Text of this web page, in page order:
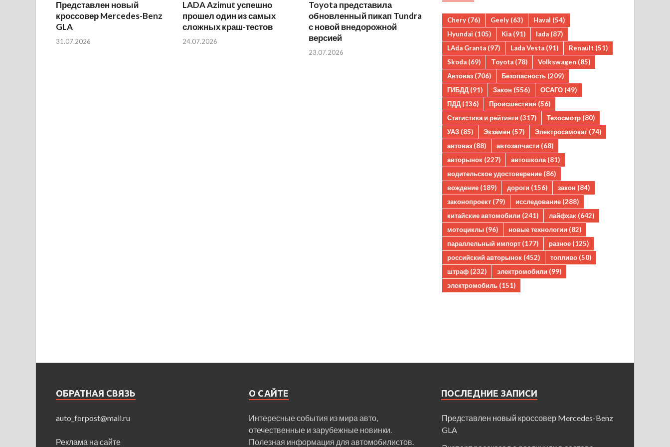
Представлен новый
кроссовер Mercedes-Benz
GLA
31.07.2026
LADA Azimut успешно
прошел один из самых
сложных краш-тестов
24.07.2026
Toyota представила
обновленный пикап Tundra
с новой внедорожной
версией
23.07.2026
Chery (76) Geely (63) Haval (54)
Hyundai (105) Kia (91) lada (87)
LAda Granta (97) Lada Vesta (91) Renault (51)
Skoda (69) Toyota (78) Volkswagen (85)
Автоваз (706) Безопасность (209)
ГИБДД (91) Закон (556) ОСАГО (49)
ПДД (136) Происшествия (56)
Статистика и рейтинги (317) Техосмотр (80)
УАЗ (85) Экзамен (57) Электросамокат (74)
автоваз (88) автозапчасти (68)
авторынок (227) автошкола (81)
водительское удостоверение (86)
вождение (189) дороги (156) закон (84)
законопроект (79) исследование (288)
китайские автомобили (241) лайфхак (642)
мотоциклы (96) новые технологии (82)
параллельный импорт (177) разное (125)
российский авторынок (452) топливо (50)
штраф (232) электромобили (99)
электромобиль (151)
ОБРАТНАЯ СВЯЗЬ
auto_forpost@mail.ru
Реклама на сайте
О САЙТЕ
Интересные события из мира авто,
отечественные и зарубежные новинки.
Полезная информация для автомобилистов.
ПОСЛЕДНИЕ ЗАПИСИ
Представлен новый кроссовер Mercedes-Benz
GLA